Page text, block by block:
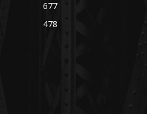
677
478